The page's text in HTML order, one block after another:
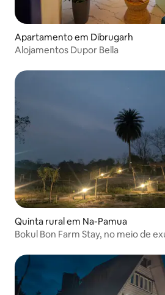
Apartamento em Dibrugarh
Alojamentos Dupor Bella
Quinta rural em Na-Pamua
Bokul Bon Farm Stay, no meio de